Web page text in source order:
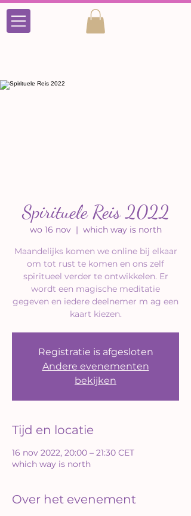
Spirituele Reis 2022
wo 16 nov
  |
which way is north
Maandelijks komen we online bij elkaar
om tot rust te komen en ons zelf
spiritueel verder te ontwikkelen. Er
wordt een magische meditatie
gegeven en iedere deelnemer m ag een
kaart kiezen.
Registratie is afgesloten
Andere evenementen
bekijken
Tijd en locatie
16 nov 2022, 20:00 – 21:30 CET
which way is north
Over het evenement